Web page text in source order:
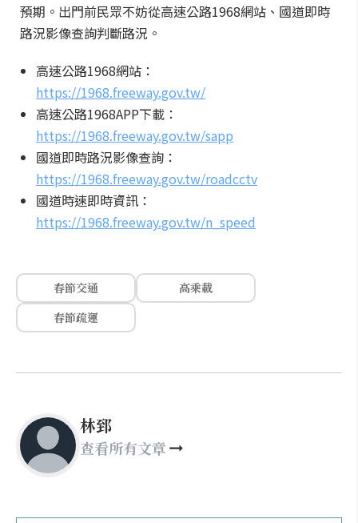
預期。出門前民眾不妨從高速公路1968網站、國道即時
路況影像查詢判斷路況。
高速公路1968網站：
https://1968.freeway.gov.tw/
高速公路1968APP下載：
https://1968.freeway.gov.tw/sapp
國道即時路況影像查詢：
https://1968.freeway.gov.tw/roadcctv
國道時速即時資訊：
https://1968.freeway.gov.tw/n_speed
春節交通
高乘載
春節疏運
林郅
查看所有文章